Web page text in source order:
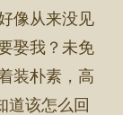
像从来没见
娶我？未免
装朴素，高
道该怎么回